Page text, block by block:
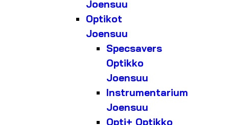
Joensuu
Optikot
Joensuu
Specsavers
Optikko
Joensuu
Instrumentarium
Joensuu
Opti+ Optikko